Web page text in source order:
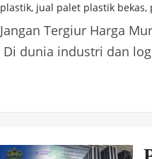
plastik, jual palet plastik bekas,
Jangan Tergiur Harga
Di dunia industri dan